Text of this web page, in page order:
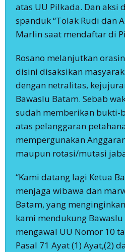
atas UU Pilkada. Dan aksi
spanduk “Tolak Rudi dan
Marlin saat mendaftar di
Rosano melanjutkan
disini disaksikan
dengan netralitas,
Bawaslu Batam. Sebab
sudah memberikan bukti-
atas pelanggaran
mempergunakan
maupun rotasi/mutasi
“Kami datang lagi Ketua
menjaga wibawa dan
Batam, yang
kami mendukung
mengawal UU Nomor 10
Pasal 71 Ayat (1) Ayat,(2)